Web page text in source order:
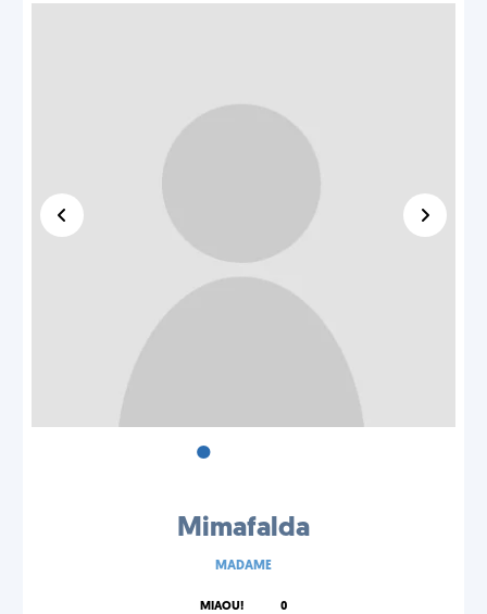
•
Mimafalda
MADAME
MIAOU! 0